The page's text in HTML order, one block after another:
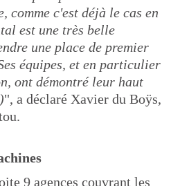
comme c'est déjà le cas en
est une très belle
une place de premier
équipes, et en particulier
ont démontré leur haut
", a déclaré Xavier du Boÿs,
9 agences couvrant les